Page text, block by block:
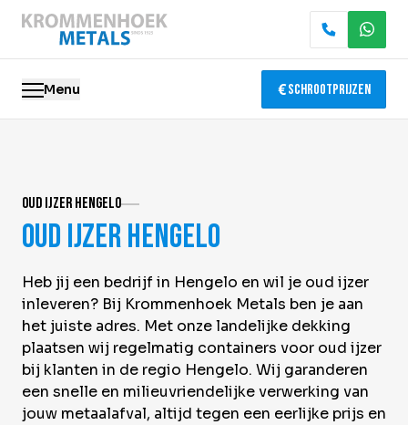
Menu Schrootprijzen
Elektronica recycling
Slopen & demontage
Katalysator recycling
Containerservice
Locaties
Over Krommenhoek
Oud ijzer Hengelo
Oud ijzer Hengelo
Heb jij een bedrijf in Hengelo en wil je oud ijzer
inleveren? Bij Krommenhoek Metals ben je aan
het juiste adres. Met onze landelijke dekking
plaatsen wij regelmatig containers voor oud ijzer
bij klanten in de regio Hengelo. Wij garanderen
een snelle en milieuvriendelijke verwerking van
jouw metaalafval, altijd tegen een eerlijke prijs en